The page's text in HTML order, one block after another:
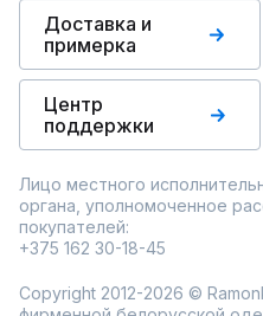
Доставка и
примерка
Центр
поддержки
Лицо местного
органа, уполномоченное
покупателей:
+375 162 30-18-45
Copyright 2012-2026 ©